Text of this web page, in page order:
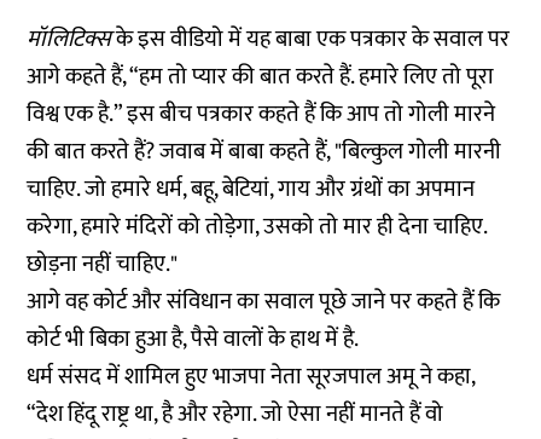
मॉलिटिक्सके इस वीडियो में यह बाबा एक पत्रकार के सवाल पर
आगे कहते हैं, “हम तो प्यार की बात करते हैं. हमारे लिए तो पूरा
विश्व एक है.” इस बीच पत्रकार कहते हैं कि आप तो गोली मारने
की बात करते हैं? जवाब में बाबा कहते हैं, "बिल्कुल गोली मारनी
चाहिए. जो हमारे धर्म, बहू, बेटियां, गाय और ग्रंथों का अपमान
करेगा, हमारे मंदिरों को तोड़ेगा, उसको तो मार ही देना चाहिए.
छोड़ना नहीं चाहिए."
आगे वह कोर्ट और संविधान का सवाल पूछे जाने पर कहते हैं कि
कोर्ट भी बिका हुआ है, पैसे वालों के हाथ में है.
धर्म संसद में शामिल हुए भाजपा नेता सूरजपाल अमू ने कहा,
“देश हिंदू राष्ट्र था, है और रहेगा. जो ऐसा नहीं मानते हैं वो